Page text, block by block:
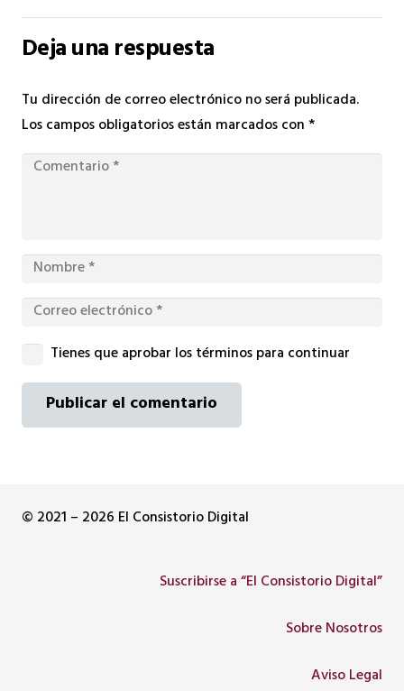
Deja una respuesta
Tu dirección de correo electrónico no será publicada.
Los campos obligatorios están marcados con*
Tienes que aprobar los términos para continuar
Publicar el comentario
© 2021 – 2026 El Consistorio Digital
Suscribirse a “El Consistorio Digital”
Sobre Nosotros
Aviso Legal